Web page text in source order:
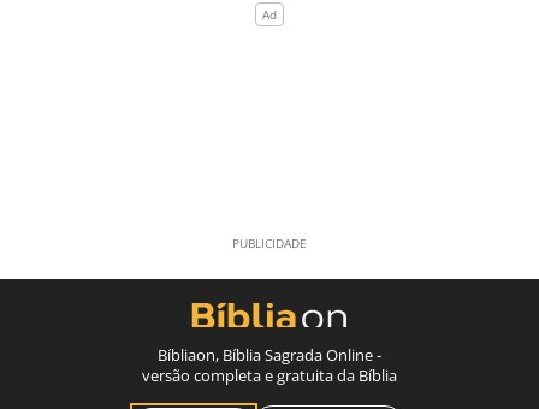
Bíbliaon, Bíblia Sagrada Online -
versão completa e gratuita da Bíblia